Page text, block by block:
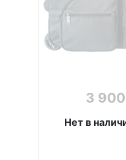
3 900
Нет в